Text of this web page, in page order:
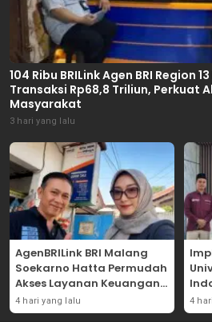
104 Ribu BRILink Agen BRI Region
Transaksi Rp68,8 Triliun, Perkuat
Masyarakat
3 hari yang lalu
AgenBRILink BRI Malang
Soekarno Hatta Permudah
Akses Layanan Keuangan
Masyarakat
4 hari yang lalu 4